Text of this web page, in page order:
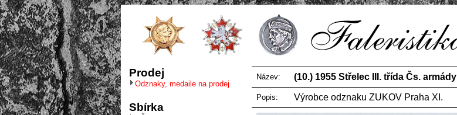
Prodej
Odznaky, medaile na prodej
Sbírka
Název: (10.) 1955 Střelec III. třída Čs. armády
Popis: Výrobce odznaku ZUKOV Praha XI.